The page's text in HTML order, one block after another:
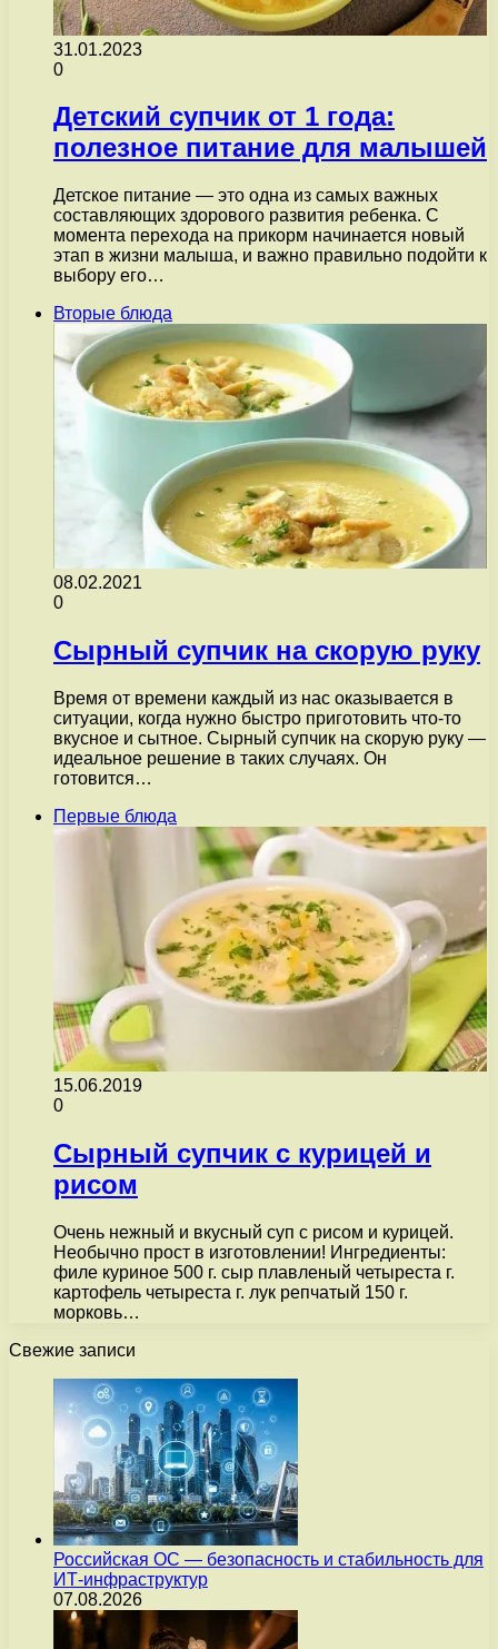
31.01.2023
0
Детский супчик от 1 года:
полезное питание для малышей
Детское питание — это одна из самых важных
составляющих здорового развития ребенка. С
момента перехода на прикорм начинается новый
этап в жизни малыша, и важно правильно подойти к
выбору его…
Вторые блюда
08.02.2021
0
Сырный супчик на скорую руку
Время от времени каждый из нас оказывается в
ситуации, когда нужно быстро приготовить что-то
вкусное и сытное. Сырный супчик на скорую руку —
идеальное решение в таких случаях. Он
готовится…
Первые блюда
15.06.2019
0
Сырный супчик с курицей и
рисом
Очень нежный и вкусный суп с рисом и курицей.
Необычно прост в изготовлении! Ингредиенты:
филе куриное 500 г. сыр плавленый четыреста г.
картофель четыреста г. лук репчатый 150 г.
морковь…
Свежие записи
Российская ОС — безопасность и стабильность для
ИТ-инфраструктур
07.08.2026